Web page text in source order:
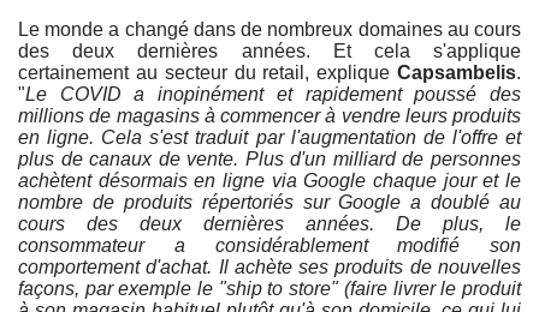
Le monde a changé dans de nombreux domaines au cours
des deux dernières années. Et cela s'applique
certainement au secteur du retail, explique Capsambelis.
"Le COVID a inopinément et rapidement poussé des
millions de magasins à commencer à vendre leurs produits
en ligne. Cela s'est traduit par l'augmentation de l'offre et
plus de canaux de vente. Plus d'un milliard de personnes
achètent désormais en ligne via Google chaque jour et le
nombre de produits répertoriés sur Google a doublé au
cours des deux dernières années. De plus, le
consommateur a considérablement modifié son
comportement d'achat. Il achète ses produits de nouvelles
façons, par exemple le "ship to store" (faire livrer le produit